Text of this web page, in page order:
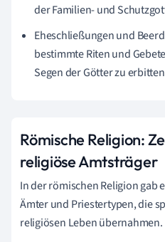
der Familien- und
Eheschließungen und
bestimmte Riten und
Segen der Götter zu erbitten
Römische Religion:
religiöse Amtsträger
In der römischen Religion gab
Ämter und Priestertypen, die
religiösen Leben